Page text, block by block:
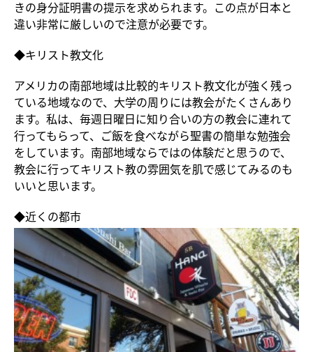
きの身分証明書の提示を求められます。この点が日本と
違い非常に厳しいので注意が必要です。
◆キリスト教文化
アメリカの南部地域は比較的キリスト教文化が強く残っ
ている地域なので、大学の周りには教会がたくさんあり
ます。私は、毎週日曜日に知り合いの方の教会に連れて
行ってもらって、ご飯を食べながら聖書の簡単な勉強会
をしています。南部地域ならではの体験だと思うので、
教会に行ってキリスト教の雰囲気を肌で感じてみるのも
いいと思います。
◆近くの都市